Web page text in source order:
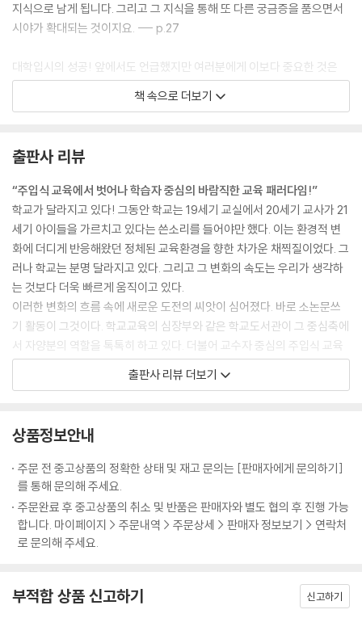
지식으로 남게 됩니다. 그리고 그 지식을 통해 또 다른 궁금증을 품으면서
시야가 확대되는 것이지요. --- p.27
대학입시의 성공! 앞에서도 언급했지만 여러분에게 이보다 중요한 것은
없습니다. 문제는 그 입시 성공이 질적으로 매우 탁월한 선택으로 자신의
미래를 밝히는 과정이 되느냐는 것입니다. 소논문을 쓸 때 각각의 과정이
더라도 최선을 담고자 노력한 여러분의 소논문쓰기는 그래서 더욱 의미가
있습니다. 결과물 자체에도 의미가 있지만 자신의 미래를 밝힐 수 있는 소
중한 계기가 되기에 멋진 도전을 해보길 바랍니다. --- p.30
다른 친구들도 그랬었는지는 모르겠지만 목차를 완성하고 난 후 본격적인
글을 쓸 때 굉장히 즐거웠다. 여러 논문을 읽어보고 평소엔 들어갈 수 없는
국회도서관도 가보니 마치 대학생이 된 기분이었다. 물론 항상 즐겁진 않
았다. 다른 일을 하거나 놀다가 마감시간에 쫓겨 밤도 많이 새워봤다. 한 번
은 마감시간이 새벽 6시까지여서 밤을 지새우고 쓰다가 5시 반에 잠들고,
마감 시간을 지키지 못한 그 다음날 밤 11시에 낸 적도 있었다. 예전에는 잠
을 6시간 자도 하루 종일 피곤에 절어 있었는데, 소논문을 한창쓸 때는 잠
을 2~3시간만 자도 피곤하다는 생각을 하지 않게 됐다 --- p.34
같다. 하지만 ‘첫 단추를 잘 끼워야 한다.’는 말이 있듯이 처음은 나중에 우
디며 열심히 노력해야 한다는 것을 안다. 이번 소논문쓰기도 이러한 마음
으로 무조건 열심히 했다. 그 결과 생애의 첫 소논문을 무사히 마치고 인내,
노력, 성실들의 가치를 조금 알고 느끼게 되었다. 또한 앞으로 가야할 길의
든든한 나침판을 얻게 되어 기쁘고 더욱 발전할 나의 모습을 살며시 기대
해본다. --- p.37
3학년 때에는 직접 스터디그룹을 만들어 다문화가정에 대한 칼럼을 스크
랩하고 제 의견을 발표하며 친구들과 토론하는 활동도 했습니다. 그러면서
책 속으로 더보기
출판사 리뷰
“주입식 교육에서 벗어나 학습자 중심의 바람직한 교육 패러다임!”
학교가 달라지고 있다! 그동안 학교는 19세기 교실에서 20세기 교사가 21
세기 아이들을 가르치고 있다는 쓴소리를 들어야만 했다. 이는 환경적 변
화에 더디게 반응해왔던 정체된 교육환경을 향한 차가운 채찍질이었다. 그
러나 학교는 분명 달라지고 있다. 그리고 그 변화의 속도는 우리가 생각하
는 것보다 더욱 빠르게 움직이고 있다.
이러한 변화의 흐름 속에 새로운 도전의 씨앗이 심어졌다. 바로 소논문쓰
기 활동이 그것이다. 학교교육의 심장부와 같은 학교도서관이 그 중심축에
서 자양분의 역할을 톡톡히 하고 있다. 더불어 교수자 중심의 주입식 교육
에서 벗어나 학습자 중심의 바람직한 교육 패러다임을 그려볼 수 있게 되
었다. 교사의 역할이란 학생들의 학습활동을 돕는 조언자이자 길잡이만으
쓰기 활동에 실제 참여한 학생들의 후기 속에서 소논문쓰기의 가치와 의미
는 무엇일까?
“좋아하는 일에 이렇게 빠져본 적은 처음이에요. 몰입의 즐거움을 알 것 같
아요.”
소논문쓰기는 학생 스스로 관심주제를 선정하여 탐구를 진행해 본다는 점
게 탐색해 볼 기회의 장이기도 하다. 자신의 꿈과 비전을 확고히 다져갈 수
출판사 리뷰 더보기
상품정보안내
주문 전 중고상품의 정확한 상태 및 재고 문의는 [판매자에게 문의하기]
를 통해 문의해 주세요.
주문완료 후 중고상품의 취소 및 반품은 판매자와 별도 협의 후 진행 가능
합니다. 마이페이지 > 주문내역 > 주문상세 > 판매자 정보보기 > 연락처
로 문의해 주세요.
부적합 상품 신고하기 신고하기